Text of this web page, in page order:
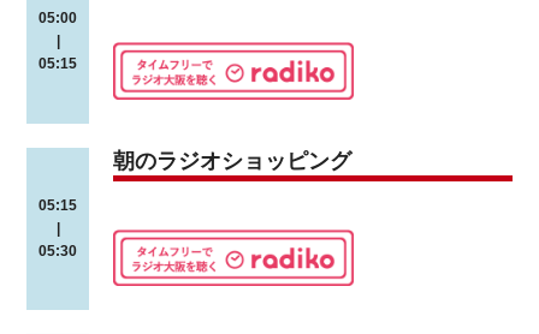
05:00
05:15
05:15
|
05:30
朝のラジオショッピング